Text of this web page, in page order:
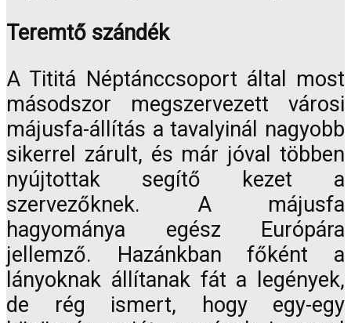
Teremtő szándék
A Tititá Néptánccsoport által most
másodszor megszervezett városi
májusfa-állítás a tavalyinál nagyobb
sikerrel zárult, és már jóval többen
nyújtottak segítő kezet a
szervezőknek. A májusfa
hagyománya egész Európára
jellemző. Hazánkban főként a
lányoknak állítanak fát a legények,
de rég ismert, hogy egy-egy